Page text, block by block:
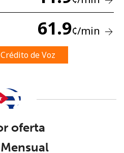
No se ha creado una contraseña
recibir nuestras mejores
61.9¢/min
de Voz
oferta